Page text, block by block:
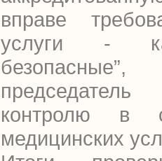
вправе
услуги -
контролю в
медицинских